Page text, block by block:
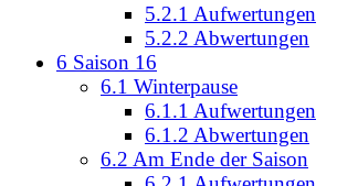
5.2.1 Aufwertungen
5.2.2 Abwertungen
6 Saison 16
6.1 Winterpause
6.1.1 Aufwertungen
6.1.2 Abwertungen
6.2 Am Ende der Saison